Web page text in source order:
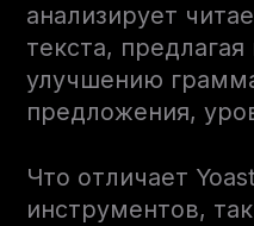
анализирует
текста,
улучшению
предложения,
Что отличает
инструментов,